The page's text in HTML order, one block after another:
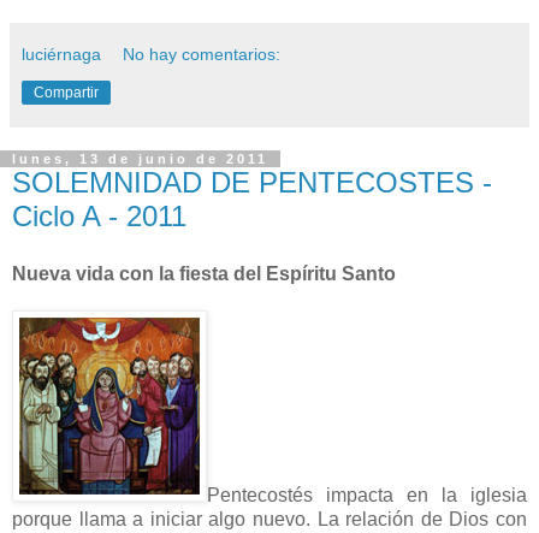
luciérnaga No hay comentarios:
Compartir
lunes, 13 de junio de 2011
SOLEMNIDAD DE PENTECOSTES -
Ciclo A - 2011
Nueva vida con la fiesta del Espíritu Santo
Pentecostés impacta en la iglesia
porque llama a iniciar algo nuevo. La relación de Dios con